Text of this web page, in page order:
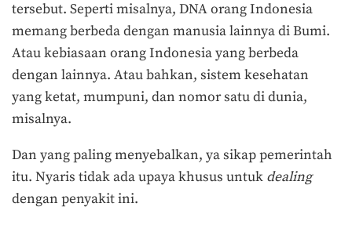
tersebut. Seperti misalnya, DNA orang Indonesia
memang berbeda dengan manusia lainnya di Bumi.
Atau kebiasaan orang Indonesia yang berbeda
dengan lainnya. Atau bahkan, sistem kesehatan
yang ketat, mumpuni, dan nomor satu di dunia,
misalnya.
Dan yang paling menyebalkan, ya sikap pemerintah
itu. Nyaris tidak ada upaya khusus untuk dealing
dengan penyakit ini.